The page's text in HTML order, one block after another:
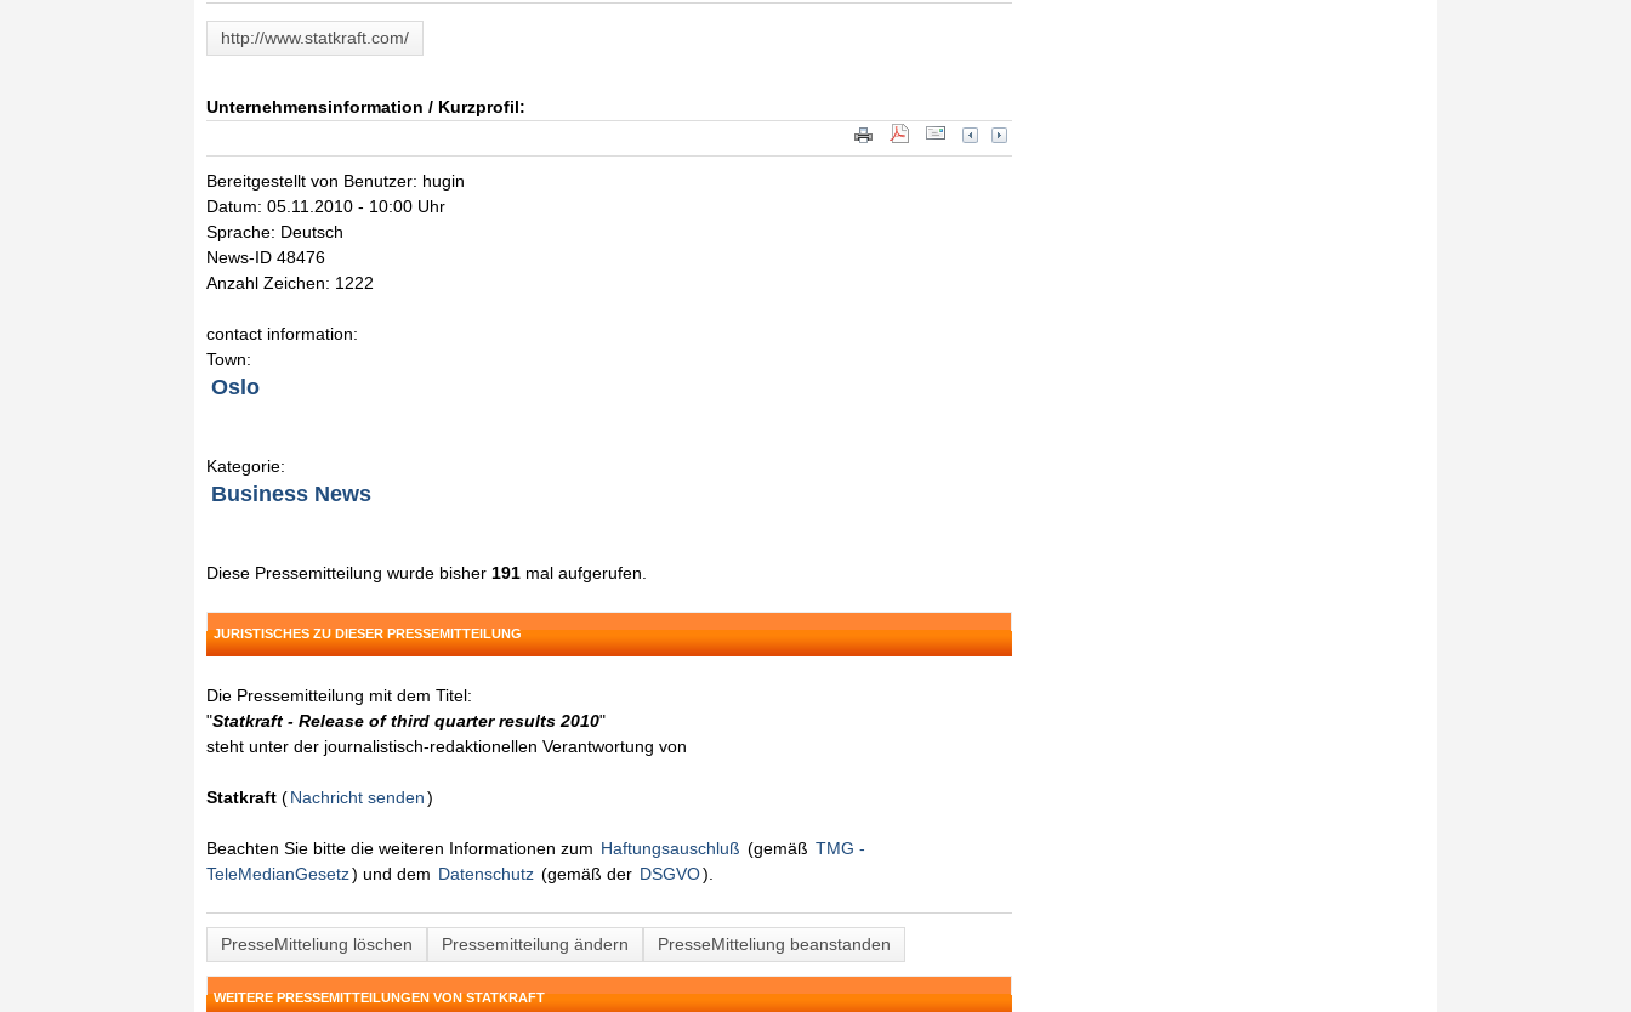
http://www.statkraft.com/
Unternehmensinformation / Kurzprofil:
Bereitgestellt von Benutzer: hugin
Datum: 05.11.2010 - 10:00 Uhr
Sprache: Deutsch
News-ID 48476
Anzahl Zeichen: 1222
contact information:
Town:
Oslo
Kategorie:
Business News
Diese Pressemitteilung wurde bisher 191 mal aufgerufen.
JURISTISCHES ZU DIESER PRESSEMITTEILUNG
Die Pressemitteilung mit dem Titel:
"Statkraft - Release of third quarter results 2010"
steht unter der journalistisch-redaktionellen Verantwortung von
Statkraft (Nachricht senden)
Beachten Sie bitte die weiteren Informationen zum Haftungsauschluß (gemäß TMG -
TeleMedianGesetz) und dem Datenschutz (gemäß der DSGVO).
PresseMitteliung löschen Pressemitteilung ändern PresseMitteliung beanstanden
WEITERE PRESSEMITTEILUNGEN VON STATKRAFT